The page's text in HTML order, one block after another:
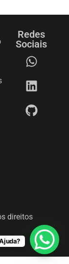
Redes
Sociais
direitos